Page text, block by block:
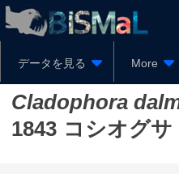
データを見る More
Cladophora
1843 コシオグサ